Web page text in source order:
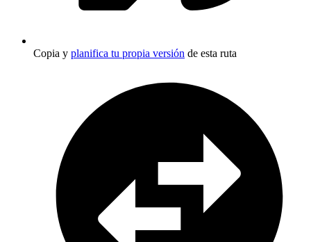
Copia y planifica tu propia versión de esta ruta